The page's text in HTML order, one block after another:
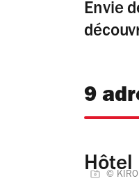
Envie
9
Hôtel
© KIRO